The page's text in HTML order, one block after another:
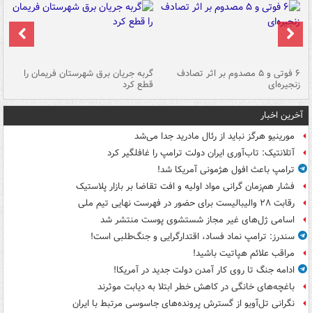
۶ فوتی و ۵ مصدوم بر اثر تصادف
زنجیره‌ای
گربه جریان برق شهرستان فریمان را
قطع کرد
آخرین اخبار
مورینیو هرگز نباید از رئال مادرید جدا می‌شد
آتلانتیک: تاب‌آوری ایران دولت ترامپ را غافلگیر کرد
ترامپ باعث افول هژمونی آمریکا شد!
فشار هم‌زمان گرانی مواد اولیه و افت تقاضا بر بازار پلاستیک
رقابت ۲۸ والیبالیست برای حضور در فهرست نهایی تیم ملی
اسامی ژل‌های غیر مجاز شستشوی پوست منتشر شد
سندرز: ترامپ نماد فساد، اقتدارگرایی و جنگ‌طلبی است!
مراقب علائم هپاتیت باشید!
ادامه جنگ تا روی کار آمدن دولت جدید در آمریکا!
باغچه‌های خانگی در کاهش خطر ابتلا به دیابت موثرند
نگرانی تل‌آویو از گسترش پرونده‌های جاسوسی مرتبط با ایران